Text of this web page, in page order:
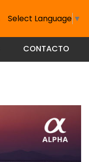
Select Language ▼
CONTACTO